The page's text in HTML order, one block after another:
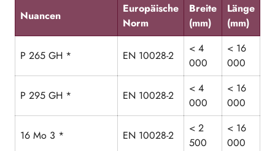
Nuancen
Europäische
Norm
Breite
(mm)
Länge
(mm)
P 265 GH * EN 10028-2
< 4
000
< 16
000
P 295 GH * EN 10028-2
< 4
000
< 16
000
16 Mo 3 * EN 10028-2
< 2
500
< 16
000